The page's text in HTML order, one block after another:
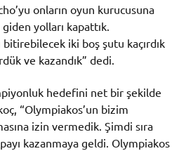
onların oyun kurucusuna
yolları kapattık.
iki boş şutu kaçırdık
ve kazandık” dedi.
hedefini net bir şekilde
“Olympiakos’un bizim
izin vermedik. Şimdi sıra
kazanmaya geldi. Olympiakos